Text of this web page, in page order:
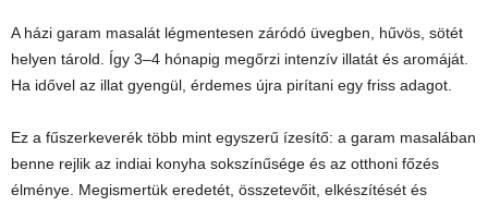
A házi garam masalát légmentesen záródó üvegben, hűvös, sötét
helyen tárold. Így 3–4 hónapig megőrzi intenzív illatát és aromáját.
Ha idővel az illat gyengül, érdemes újra pirítani egy friss adagot.
Ez a fűszerkeverék több mint egyszerű ízesítő: a garam masalában
benne rejlik az indiai konyha sokszínűsége és az otthoni főzés
élménye. Megismertük eredetét, összetevőit, elkészítését és